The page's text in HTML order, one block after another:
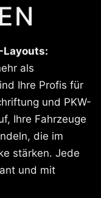
Layouts:
als
Ihre Profis für
und PKW-
Ihre Fahrzeuge
die im
stärken. Jede
und mit